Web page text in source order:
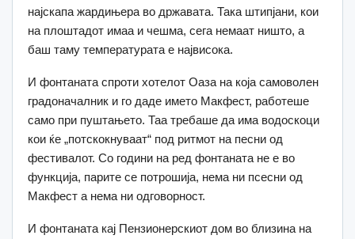
најскапа жардињера во државата. Така штипјани, кои
на плоштадот имаа и чешма, сега немаат ништо, а
баш таму температурата е највисока.
И фонтаната спроти хотелот Оаза на која самоволен
градоначалник и го даде името Макфест, работеше
само при пуштањето. Таа требаше да има водоскоци
кои ќе „потскокнуваат“ под ритмот на песни од
фестивалот. Со години на ред фонтаната не е во
функција, парите се потрошија, нема ни псесни од
Макфест а нема ни одговорност.
И фонтаната кај Пензионерскиот дом во близина на